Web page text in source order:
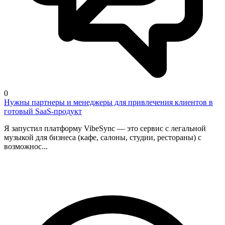
0
Нужны партнеры и менеджеры для привлечения клиентов в
готовый SaaS-продукт
Я запустил платформу VibeSync — это сервис с легальной
музыкой для бизнеса (кафе, салоны, студии, рестораны) с
возможнос...